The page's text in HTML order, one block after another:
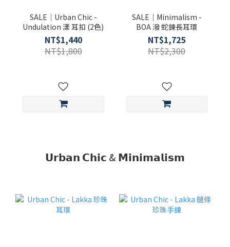
SALE｜Urban Chic -
Undulation 漾 耳扣 (2色)
NT$1,440
NT$1,800
SALE｜Minimalism -
BOA 潑 蛇鍊長耳環
NT$1,725
NT$2,300
𝗨𝗿𝗯𝗮𝗻 𝗖𝗵𝗶𝗰 & 𝗠𝗶𝗻𝗶𝗺𝗮𝗹𝗶𝘀𝗺